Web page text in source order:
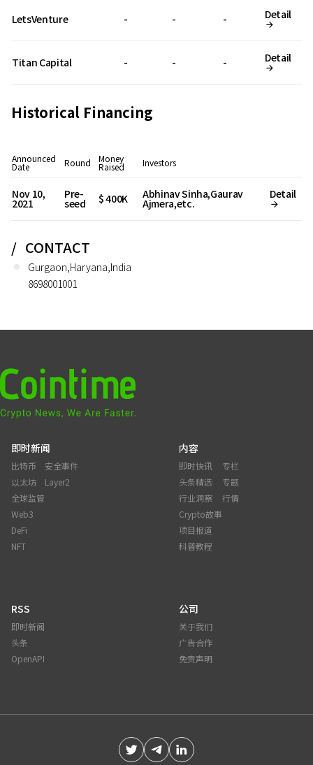
LetsVenture - - - Detail
Titan Capital - - - Detail
Historical Financing
Announced
Date Round Money
Raised Investors
Nov 10,
2021
Pre-
seed $ 400K Abhinav Sinha,Gaurav
Ajmera,etc.
Detail
CONTACT
Gurgaon,Haryana,India
8698001001
即时新闻
比特币
以太坊
全球监管
Web3
DeFi
NFT
安全事件
Layer2
内容
即时快讯
头条精选
行业洞察
Crypto故事
项目报道
科普教程
专栏
专题
行情
RSS
即时新闻
头条
OpenAPI
公司
关于我们
广告合作
免责声明